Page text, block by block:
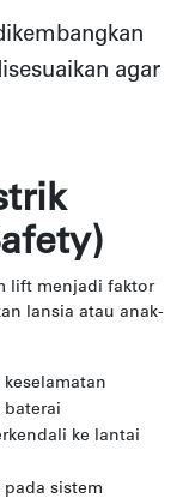
agar
lift menjadi faktor
lansia atau anak-
baterai
ke lantai
sistem